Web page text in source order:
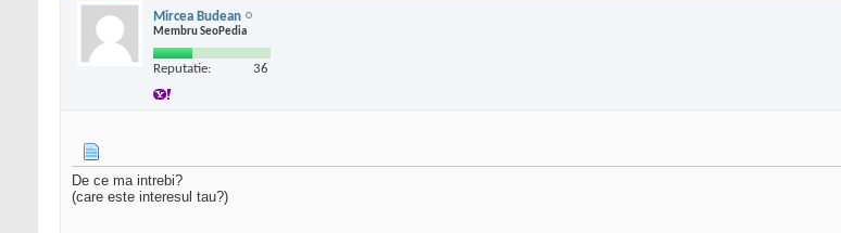
Mircea Budean
Membru SeoPedia
Reputatie: 36
De ce ma intrebi?
(care este interesul tau?)